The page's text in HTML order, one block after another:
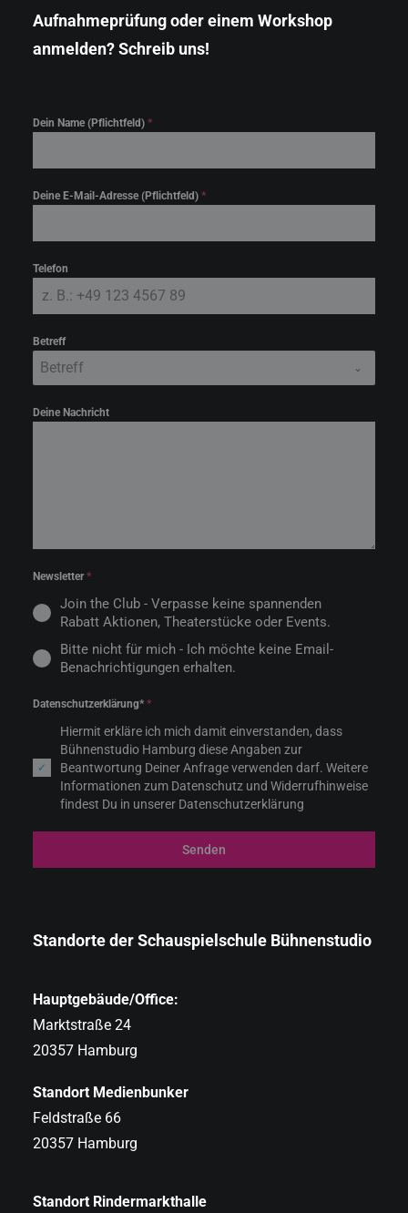
Aufnahmeprüfung oder einem Workshop
anmelden? Schreib uns!
Dein Name (Pflichtfeld) *
Deine E-Mail-Adresse (Pflichtfeld) *
Telefon
Betreff
Betreff
Deine Nachricht
Newsletter*
Join the Club - Verpasse keine spannenden
Rabatt Aktionen, Theaterstücke oder Events.
Bitte nicht für mich - Ich möchte keine Email-
Benachrichtigungen erhalten.
Datenschutzerklärung* *
Hiermit erkläre ich mich damit einverstanden, dass
Bühnenstudio Hamburg diese Angaben zur
Beantwortung Deiner Anfrage verwenden darf. Weitere
Informationen zum Datenschutz und Widerrufhinweise
findest Du in unserer Datenschutzerklärung
Senden
Standorte der Schauspielschule Bühnenstudio
Hauptgebäude/Office:
Marktstraße 24
20357 Hamburg
Standort Medienbunker
Feldstraße 66
20357 Hamburg
Standort Rindermarkthalle